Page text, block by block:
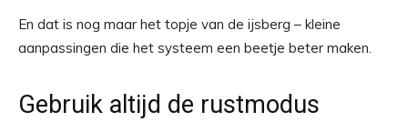
En dat is nog maar het topje van de ijsberg – kleine
aanpassingen die het systeem een ​​beetje beter maken.
Gebruik altijd de rustmodus